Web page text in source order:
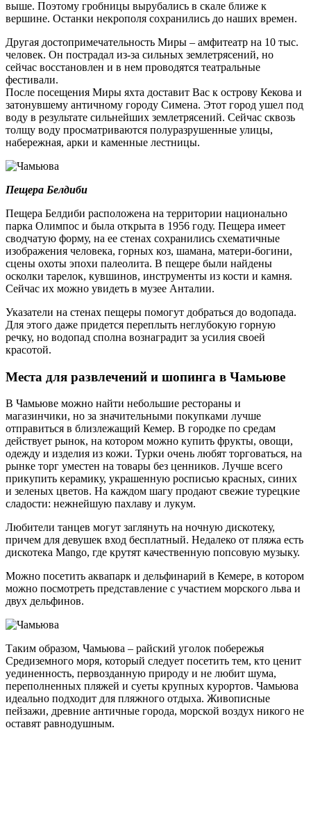
выше. Поэтому гробницы вырубались в скале ближе к
вершине. Останки некрополя сохранились до наших времен.
Другая достопримечательность Миры – амфитеатр на 10 тыс.
человек. Он пострадал из-за сильных землетрясений, но
сейчас восстановлен и в нем проводятся театральные
фестивали.
После посещения Миры яхта доставит Вас к острову Кекова и
затонувшему античному городу Симена. Этот город ушел под
воду в результате сильнейших землетрясений. Сейчас сквозь
толщу воду просматриваются полуразрушенные улицы,
набережная, арки и каменные лестницы.
Пещера Белдиби
Пещера Белдиби расположена на территории национально
парка Олимпос и была открыта в 1956 году. Пещера имеет
сводчатую форму, на ее стенах сохранились схематичные
изображения человека, горных коз, шамана, матери-богини,
сцены охоты эпохи палеолита. В пещере были найдены
осколки тарелок, кувшинов, инструменты из кости и камня.
Сейчас их можно увидеть в музее Анталии.
Указатели на стенах пещеры помогут добраться до водопада.
Для этого даже придется переплыть неглубокую горную
речку, но водопад сполна вознаградит за усилия своей
красотой.
Места для развлечений и шопинга в Чамьюве
В Чамьюве можно найти небольшие рестораны и
магазинчики, но за значительными покупками лучше
отправиться в близлежащий Кемер. В городке по средам
действует рынок, на котором можно купить фрукты, овощи,
одежду и изделия из кожи. Турки очень любят торговаться, на
рынке торг уместен на товары без ценников. Лучше всего
прикупить керамику, украшенную росписью красных, синих
и зеленых цветов. На каждом шагу продают свежие турецкие
сладости: нежнейшую пахлаву и лукум.
Любители танцев могут заглянуть на ночную дискотеку,
причем для девушек вход бесплатный. Недалеко от пляжа есть
дискотека Mango, где крутят качественную попсовую музыку.
Можно посетить аквапарк и дельфинарий в Кемере, в котором
можно посмотреть представление с участием морского льва и
двух дельфинов.
Таким образом, Чамьюва – райский уголок побережья
Средиземного моря, который следует посетить тем, кто ценит
уединенность, первозданную природу и не любит шума,
переполненных пляжей и суеты крупных курортов. Чамьюва
идеально подходит для пляжного отдыха. Живописные
пейзажи, древние античные города, морской воздух никого не
оставят равнодушным.